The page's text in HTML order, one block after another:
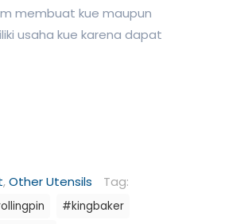
membuat kue maupun
usaha kue karena dapat
,Other Utensils Tag:
#kingbaker